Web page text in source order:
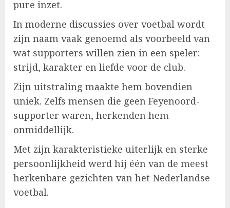
pure inzet.
In moderne discussies over voetbal wordt
zijn naam vaak genoemd als voorbeeld van
wat supporters willen zien in een speler:
strijd, karakter en liefde voor de club.
Zijn uitstraling maakte hem bovendien
uniek. Zelfs mensen die geen Feyenoord-
supporter waren, herkenden hem
onmiddellijk.
Met zijn karakteristieke uiterlijk en sterke
persoonlijkheid werd hij één van de meest
herkenbare gezichten van het Nederlandse
voetbal.